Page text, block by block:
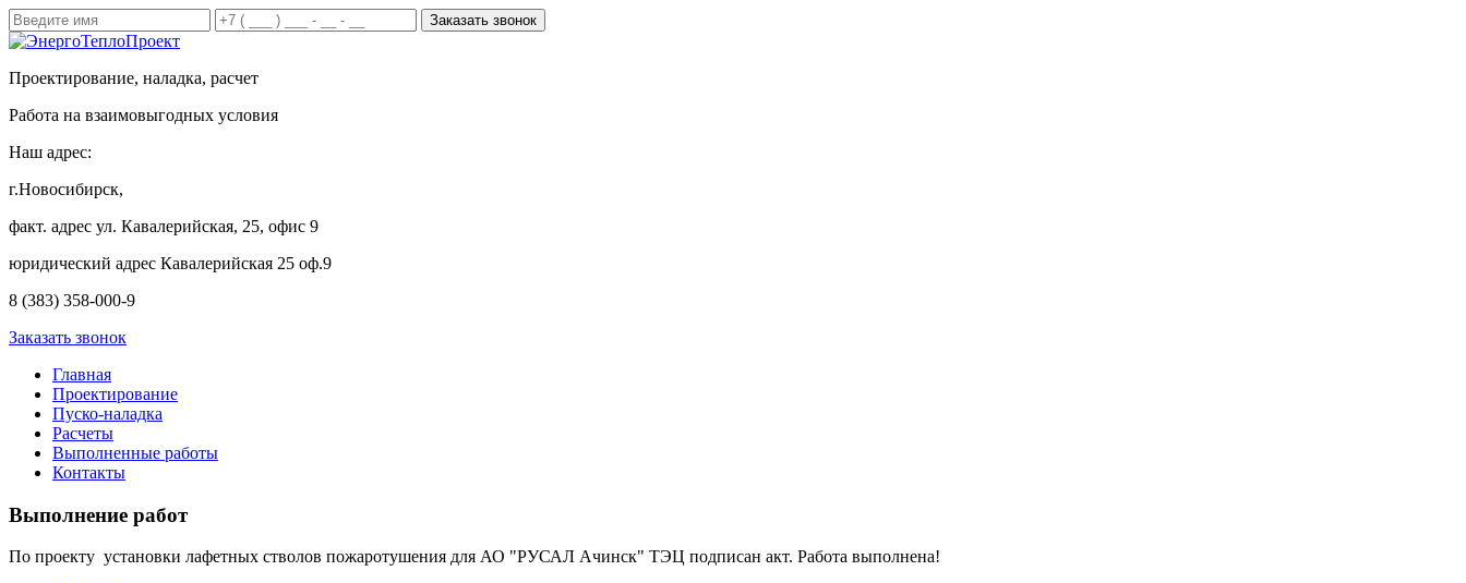
Проектирование, наладка, расчет
Работа на взаимовыгодных условия
Наш адрес:
г.Новосибирск,
факт. адрес ул. Кавалерийская, 25, офис 9
юридический адрес Кавалерийская 25 оф.9
8 (383) 358-000-9
Заказать звонок
Главная
Проектирование
Пуско-наладка
Расчеты
Выполненные работы
Контакты
Выполнение работ
По проекту установки лафетных стволов пожаротушения для АО "РУСАЛ Ачинск" ТЭЦ подписан акт. Работа выполнена!